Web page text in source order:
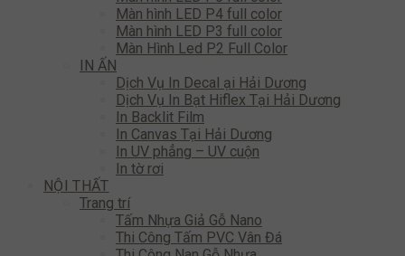
Màn hình LED P4 full color
Màn hình LED P3 full color
Màn Hình Led P2 Full Color
IN ẤN
Dịch Vụ In Decal ại Hải Dương
Dịch Vụ In Bạt Hiflex Tại Hải Dương
In Backlit Film
In Canvas Tại Hải Dương
In UV phẳng – UV cuộn
In tờ rơi
NỘI THẤT
Trang trí
Tấm Nhựa Giả Gỗ Nano
Thi Công Tấm PVC Vân Đá